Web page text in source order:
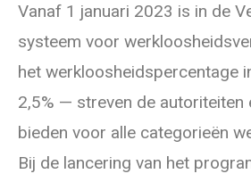
Vanaf 1 januari 2023 is in de
systeem voor
het werkloosheidspercentage
2,5% — streven de
bieden voor alle categorieën
Bij de lancering van het